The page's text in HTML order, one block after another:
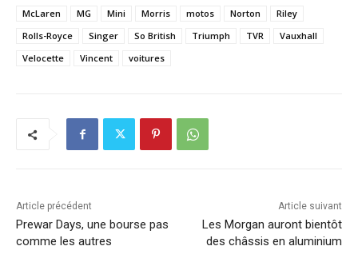
McLaren
MG Mini Morris motos Norton
Riley
Rolls-Royce
Singer So British Triumph TVR
Vauxhall
Velocette
Vincent voitures
Article précédent
Prewar Days, une bourse pas
comme les autres
Article suivant
Les Morgan auront bientôt
des châssis en aluminium